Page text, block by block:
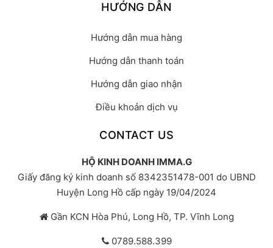
HƯỚNG DẪN
Hướng dẫn mua hàng
Hướng dẫn thanh toán
Hướng dẫn giao nhận
Điều khoản dịch vụ
CONTACT US
HỘ KINH DOANH IMMA.G
Giấy đăng ký kinh doanh số 8342351478-001 do UBND
Huyện Long Hồ cấp ngày 19/04/2024
Gần KCN Hòa Phú, Long Hồ, TP. Vĩnh Long
0789.588.399